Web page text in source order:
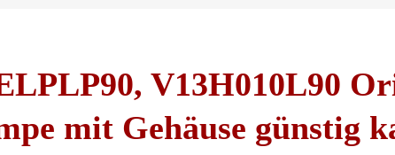
V13H010L90
mit Gehäuse günstig